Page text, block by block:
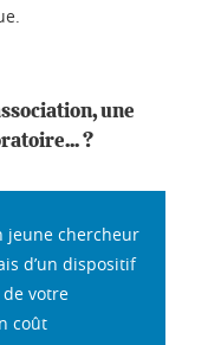
une
?
jeune chercheur
d’un dispositif
de votre
coût